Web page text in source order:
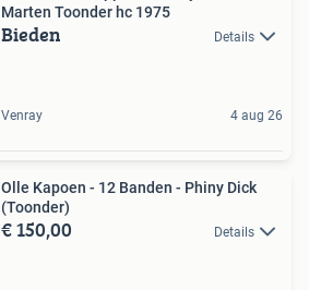
Marten Toonder hc 1975
Bieden Details
Venray 4 aug 26
Olle Kapoen - 12 Banden - Phiny Dick
(Toonder)
€ 150,00 Details